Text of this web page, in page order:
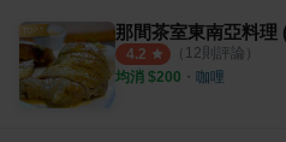
4.2 （ 12則評論）
均消 $200 ・ 咖哩